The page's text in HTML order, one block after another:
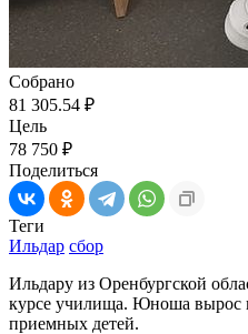
Собрано
81 305.54 ₽
Цель
78 750 ₽
Поделиться
Теги
Ильдар сбор
Ильдару из Оренбургской
курсе училища. Юноша вырос
приемных детей.